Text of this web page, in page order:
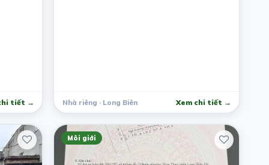
tiết → Nhà riêng · Long Biên Xem chi tiết →
Môi giới